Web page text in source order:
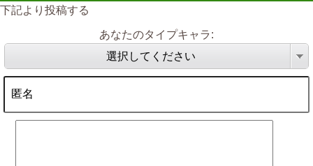
下記より投稿する
あなたのタイプキャラ:
選択してください